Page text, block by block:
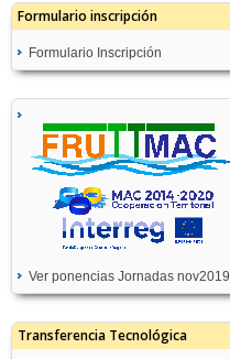
Formulario inscripción
Formulario Inscripción
Ver ponencias Jornadas nov2019
Transferencia Tecnológica